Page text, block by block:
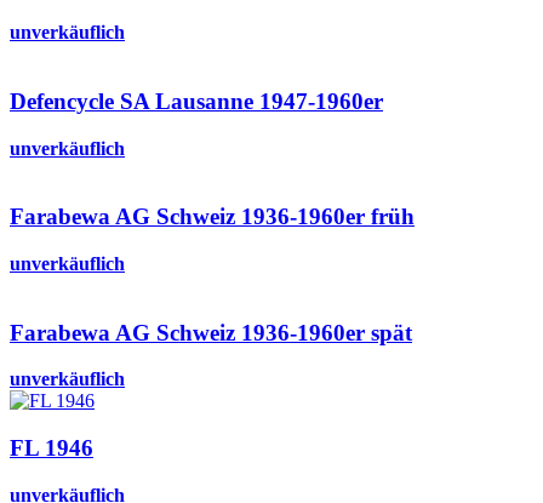
unverkäuflich
Defencycle SA Lausanne 1947-1960er
unverkäuflich
Farabewa AG Schweiz 1936-1960er früh
unverkäuflich
Farabewa AG Schweiz 1936-1960er spät
unverkäuflich
FL 1946
unverkäuflich